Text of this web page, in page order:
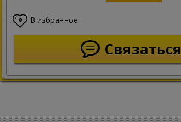
0 В избранное
Связаться